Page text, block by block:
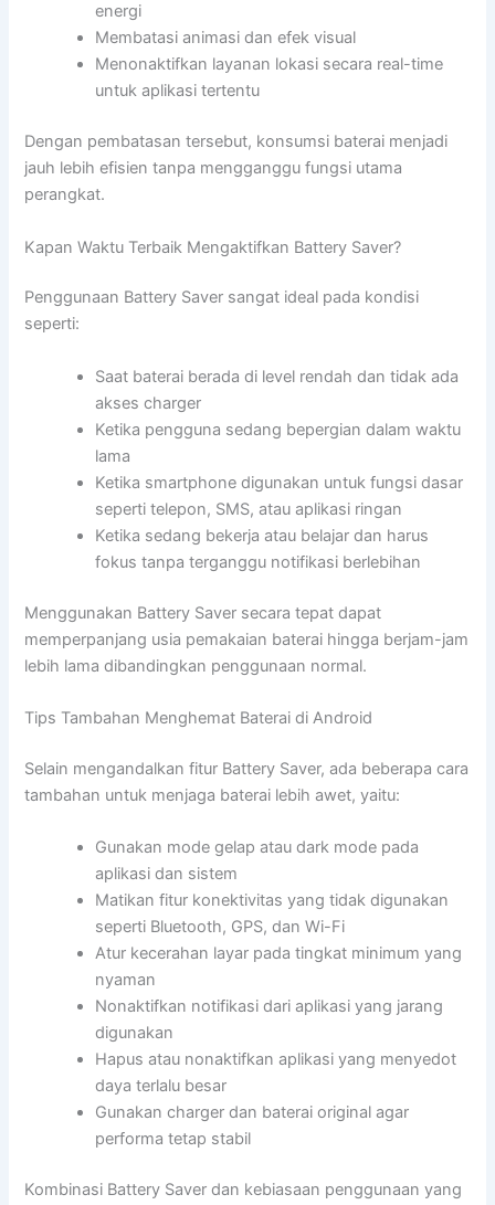
energi
Membatasi animasi dan efek visual
Menonaktifkan layanan lokasi secara real-time
untuk aplikasi tertentu
Dengan pembatasan tersebut, konsumsi baterai menjadi
jauh lebih efisien tanpa mengganggu fungsi utama
perangkat.
Kapan Waktu Terbaik Mengaktifkan Battery Saver?
Penggunaan Battery Saver sangat ideal pada kondisi
seperti:
Saat baterai berada di level rendah dan tidak ada
akses charger
Ketika pengguna sedang bepergian dalam waktu
lama
Ketika smartphone digunakan untuk fungsi dasar
seperti telepon, SMS, atau aplikasi ringan
Ketika sedang bekerja atau belajar dan harus
fokus tanpa terganggu notifikasi berlebihan
Menggunakan Battery Saver secara tepat dapat
memperpanjang usia pemakaian baterai hingga berjam-jam
lebih lama dibandingkan penggunaan normal.
Tips Tambahan Menghemat Baterai di Android
Selain mengandalkan fitur Battery Saver, ada beberapa cara
tambahan untuk menjaga baterai lebih awet, yaitu:
Gunakan mode gelap atau dark mode pada
aplikasi dan sistem
Matikan fitur konektivitas yang tidak digunakan
seperti Bluetooth, GPS, dan Wi-Fi
Atur kecerahan layar pada tingkat minimum yang
nyaman
Nonaktifkan notifikasi dari aplikasi yang jarang
digunakan
Hapus atau nonaktifkan aplikasi yang menyedot
daya terlalu besar
Gunakan charger dan baterai original agar
performa tetap stabil
Kombinasi Battery Saver dan kebiasaan penggunaan yang